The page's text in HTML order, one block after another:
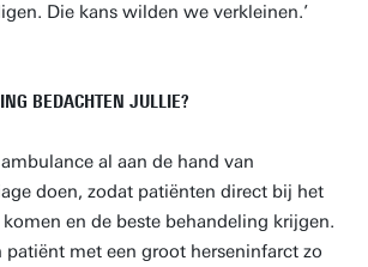
Die kans wilden we verkleinen.’
BEDACHTEN JULLIE?
al aan de hand van
doen, zodat patiënten direct bij het
en de beste behandeling krijgen.
patiënt met een groot herseninfarct zo